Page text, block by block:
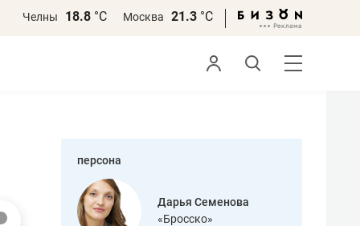
Челны 18.8 °С Москва 21.3 °С
персона
Дарья Семенова
«Бросско»